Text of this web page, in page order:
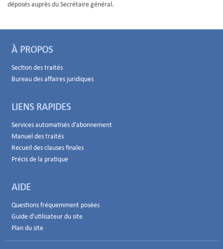
déposés auprès du Secrétaire général.
À PROPOS
Section des traités
Bureau des affaires juridiques
LIENS RAPIDES
Services automatisés d'abonnement
Manuel des traités
Recueil des clauses finales
Précis de la pratique
AIDE
Questions fréquemment posées
Guide d'utilisateur du site
Plan du site